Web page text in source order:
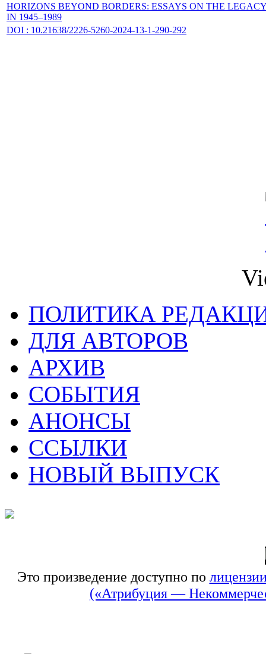
HORIZONS BEYOND BORDERS: ESSAYS ON THE
IN 1945–1989
DOI : 10.21638/2226-5260-2024-13-1-290-292
ПОЛИТИКА
ДЛЯ АВТОРОВ
АРХИВ
СОБЫТИЯ
АНОНСЫ
ССЫЛКИ
НОВЫЙ ВЫПУСК
Это произведение доступно по
(«Атрибуция —